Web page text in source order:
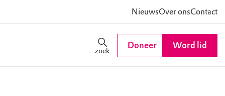
NieuwsOver onsContact
zoek
Doneer Word lid